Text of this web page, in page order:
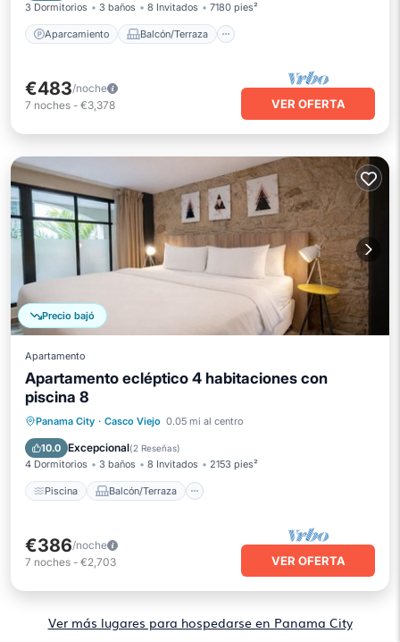
3 Dormitorios 3 baños 8 Invitados 7180 pies²
Aparcamiento Balcón/Terraza
€483/noche
7 noches - €3,378 VER OFERTA
Precio bajó
Apartamento
Apartamento ecléptico 4 habitaciones con
piscina 8
Panama City · Casco Viejo 0.05 mi al centro
10.0 Excepcional(2 Reseñas)
4 Dormitorios 3 baños 8 Invitados 2153 pies²
Piscina Balcón/Terraza
Piscina Balcón/Terraza
Aire acondicionado
€386/noche
7 noches - €2,703 VER OFERTA
Ver más lugares para hospedarse en Panama City